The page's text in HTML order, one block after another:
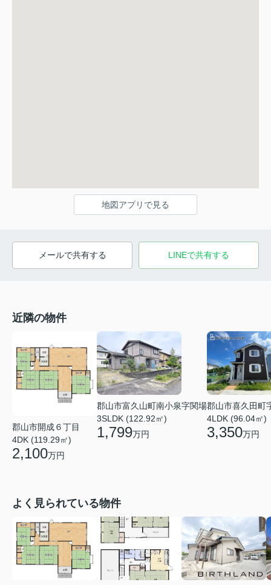
地図アプリで見る
メールで共有する LINEで共有する
近隣の物件
郡山市開成６丁目
4DK (119.29㎡)
2,100万円
郡山市富久山町南小泉字関場
3SLDK (122.92㎡)
1,799万円
郡山市喜久田町
4LDK (96.04㎡)
3,350万円
よく見られている物件